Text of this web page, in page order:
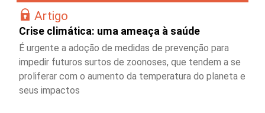
Artigo
Crise climática: uma ameaça à saúde
É urgente a adoção de medidas de prevenção para
impedir futuros surtos de zoonoses, que tendem a se
proliferar com o aumento da temperatura do planeta e
seus impactos